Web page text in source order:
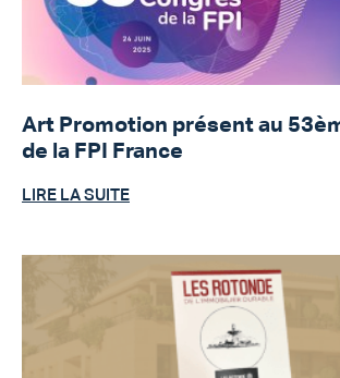
Art Promotion présent au
de la FPI France
LIRE LA SUITE